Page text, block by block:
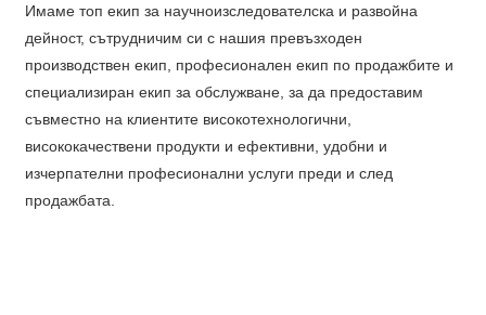
Имаме топ екип за научноизследователска и развойна
дейност, сътрудничим си с нашия превъзходен
производствен екип, професионален екип по продажбите и
специализиран екип за обслужване, за да предоставим
съвместно на клиентите високотехнологични,
висококачествени продукти и ефективни, удобни и
изчерпателни професионални услуги преди и след
продажбата.